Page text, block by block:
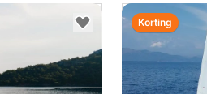
Korting